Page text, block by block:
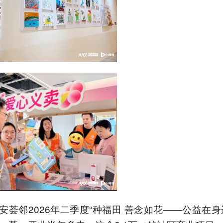
荟邻2026年二季度“种福田 善念如花——公益在身